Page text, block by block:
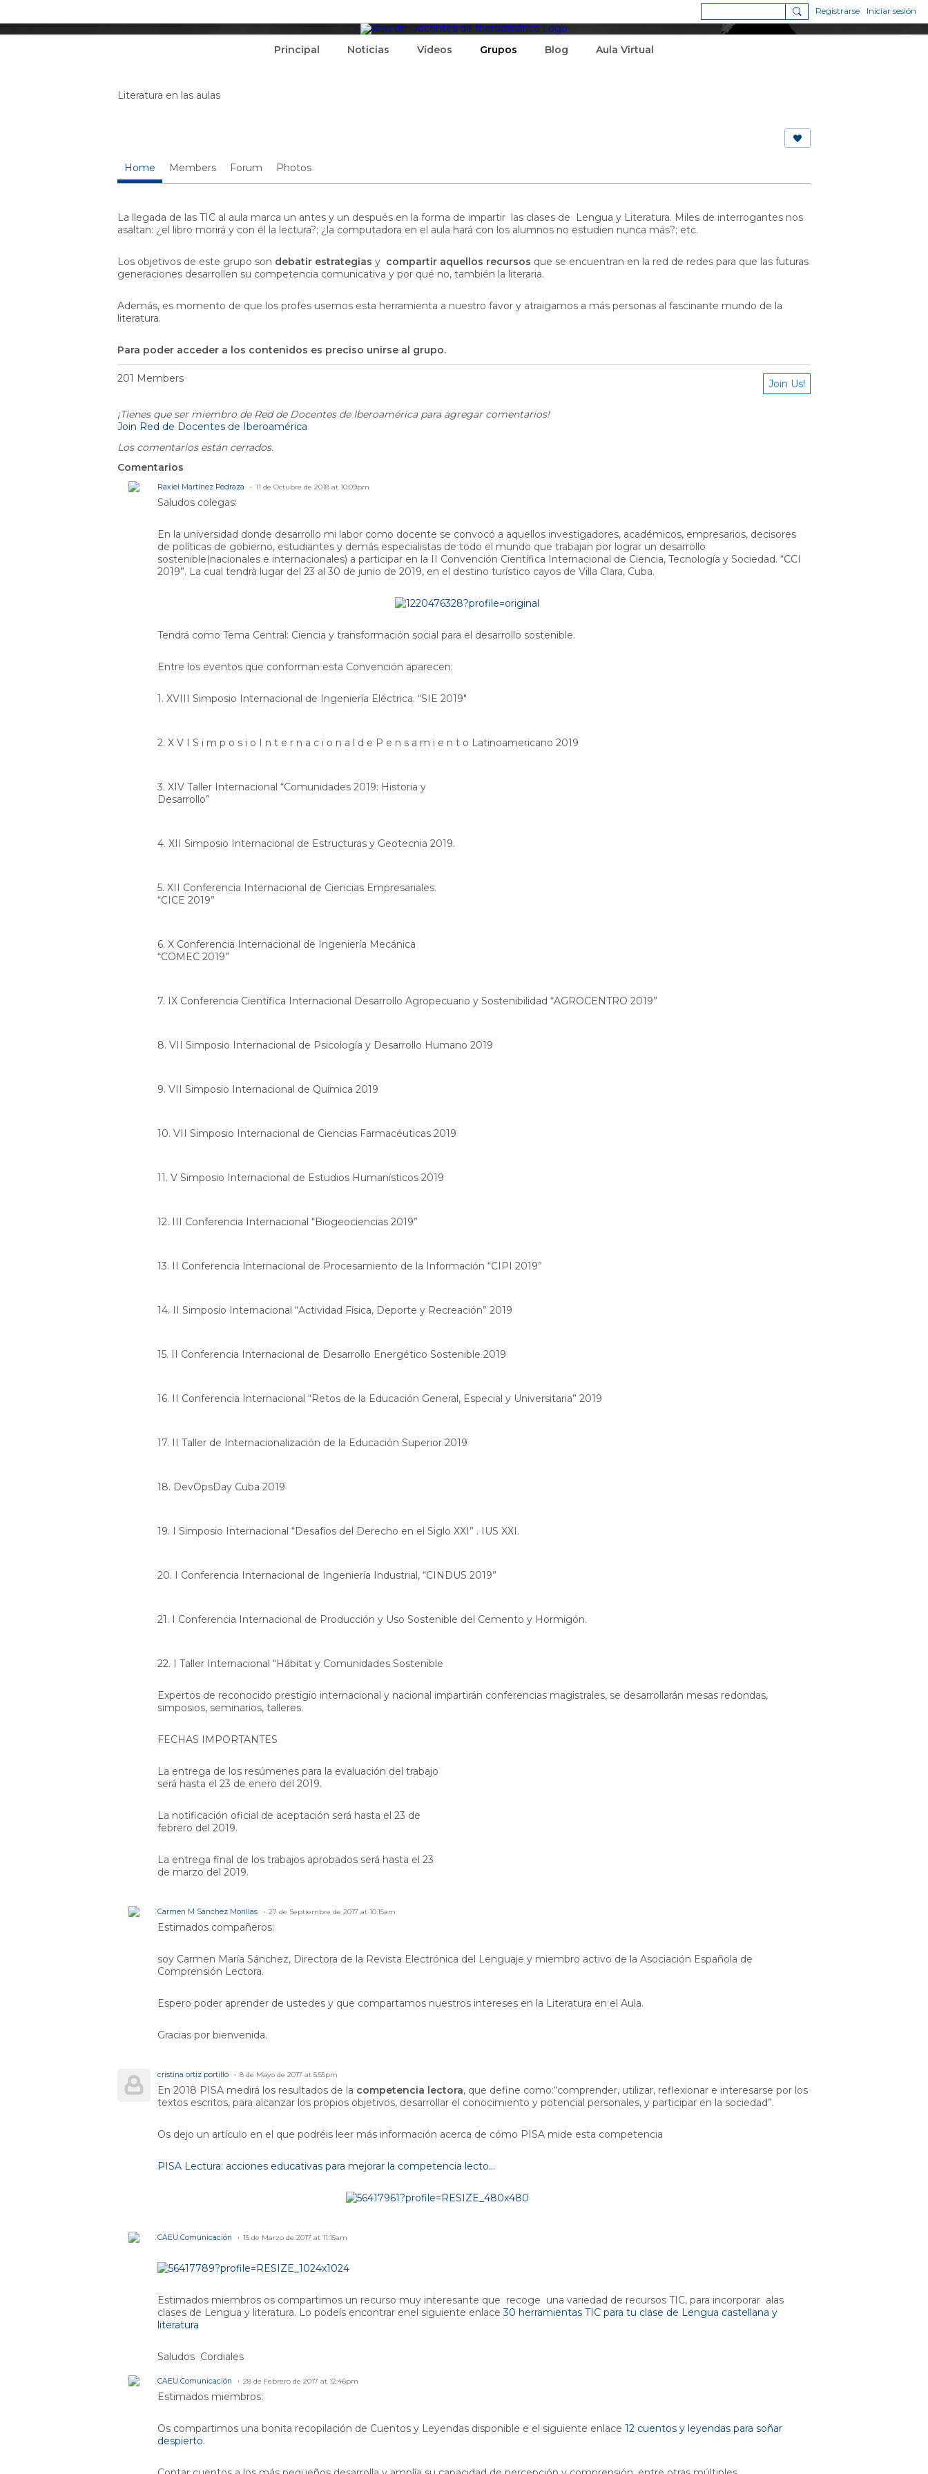
Registrarse Iniciar sesión
Principal Noticias Vídeos Grupos Blog Aula Virtual
Literatura en las aulas
Home Members Forum Photos
La llegada de las TIC al aula marca un antes y un después en la forma de impartir las clases de Lengua y Literatura. Miles de interrogantes nos
asaltan: ¿el libro morirá y con él la lectura?; ¿la computadora en el aula hará con los alumnos no estudien nunca más?; etc.
Los objetivos de este grupo son debatir estrategias y compartir aquellos recursos que se encuentran en la red de redes para que las futuras
generaciones desarrollen su competencia comunicativa y por qué no, también la literaria.
Además, es momento de que los profes usemos esta herramienta a nuestro favor y atraigamos a más personas al fascinante mundo de la
literatura.
Para poder acceder a los contenidos es preciso unirse al grupo.
201 Members Join Us!
¡Tienes que ser miembro de Red de Docentes de Iberoamérica para agregar comentarios!
Join Red de Docentes de Iberoamérica
Los comentarios están cerrados.
Comentarios
Raxiel Martínez Pedraza 11 de Octubre de 2018 at 10:09pm
Saludos colegas:
En la universidad donde desarrollo mi labor como docente se convocó a aquellos investigadores, académicos, empresarios, decisores
de políticas de gobierno, estudiantes y demás especialistas de todo el mundo que trabajan por lograr un desarrollo
sostenible(nacionales e internacionales) a participar en la II Convención Científica Internacional de Ciencia, Tecnología y Sociedad. “CCI
2019”. La cual tendrà lugar del 23 al 30 de junio de 2019, en el destino turístico cayos de Villa Clara, Cuba.
Tendrá como Tema Central: Ciencia y transformación social para el desarrollo sostenible.
Entre los eventos que conforman esta Convención aparecen:
1. XVIII Simposio Internacional de Ingeniería Eléctrica. “SIE 2019"
2. X V I S i m p o s i o I n t e r n a c i o n a l d e P e n s a m i e n t o Latinoamericano 2019
3. XIV Taller Internacional “Comunidades 2019: Historia y
Desarrollo”
4. XII Simposio Internacional de Estructuras y Geotecnia 2019.
5. XII Conferencia Internacional de Ciencias Empresariales.
“CICE 2019”
6. X Conferencia Internacional de Ingeniería Mecánica
“COMEC 2019”
7. IX Conferencia Científica Internacional Desarrollo Agropecuario y Sostenibilidad “AGROCENTRO 2019”
8. VII Simposio Internacional de Psicología y Desarrollo Humano 2019
9. VII Simposio Internacional de Química 2019
10. VII Simposio Internacional de Ciencias Farmacéuticas 2019
11. V Simposio Internacional de Estudios Humanísticos 2019
12. III Conferencia Internacional “Biogeociencias 2019”
13. II Conferencia Internacional de Procesamiento de la Información “CIPI 2019”
14. II Simposio Internacional “Actividad Física, Deporte y Recreación” 2019
15. II Conferencia Internacional de Desarrollo Energético Sostenible 2019
16. II Conferencia Internacional “Retos de la Educación General, Especial y Universitaria” 2019
17. II Taller de Internacionalización de la Educación Superior 2019
18. DevOpsDay Cuba 2019
19. I Simposio Internacional “Desafíos del Derecho en el Siglo XXI” . IUS XXI.
20. I Conferencia Internacional de Ingeniería Industrial, “CINDUS 2019”
21. I Conferencia Internacional de Producción y Uso Sostenible del Cemento y Hormigón.
22. I Taller Internacional “Hábitat y Comunidades Sostenible
Expertos de reconocido prestigio internacional y nacional impartirán conferencias magistrales, se desarrollarán mesas redondas,
simposios, seminarios, talleres.
FECHAS IMPORTANTES
La entrega de los resúmenes para la evaluación del trabajo
será hasta el 23 de enero del 2019.
La notificación oficial de aceptación será hasta el 23 de
febrero del 2019.
La entrega final de los trabajos aprobados será hasta el 23
de marzo del 2019.
Carmen M Sánchez Morillas 27 de Septiembre de 2017 at 10:15am
Estimados compañeros:
soy Carmen María Sánchez, Directora de la Revista Electrónica del Lenguaje y miembro activo de la Asociación Española de
Comprensión Lectora.
Espero poder aprender de ustedes y que compartamos nuestros intereses en la Literatura en el Aula.
Gracias por bienvenida.
cristina ortiz portillo 8 de Mayo de 2017 at 5:55pm
En 2018 PISA medirá los resultados de la competencia lectora, que define como:“comprender, utilizar, reflexionar e interesarse por los
textos escritos, para alcanzar los propios objetivos, desarrollar el conocimiento y potencial personales, y participar en la sociedad”.
Os dejo un artículo en el que podréis leer más información acerca de cómo PISA mide esta competencia
PISA Lectura: acciones educativas para mejorar la competencia lecto...
CAEU Comunicación 15 de Marzo de 2017 at 11:15am
Estimados miembros os compartimos un recurso muy interesante que recoge una variedad de recursos TIC, para incorporar alas
clases de Lengua y literatura. Lo podeís encontrar enel siguiente enlace30 herramientas TIC para tu clase de Lengua castellana y
literatura
Saludos Cordiales
CAEU Comunicación 28 de Febrero de 2017 at 12:46pm
Estimados miembros:
Os compartimos una bonita recopilación de Cuentos y Leyendas disponible e el siguiente enlace 12 cuentos y leyendas para soñar
despierto.